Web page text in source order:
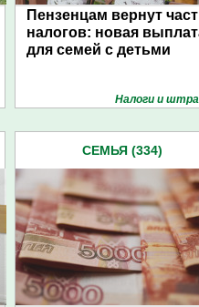
Пензенцам вернут
налогов: новая
для семей с детьми
Налоги и
СЕМЬЯ (334)